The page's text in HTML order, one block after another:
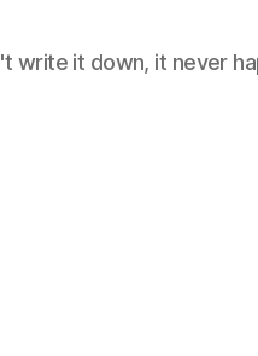
write it down, it never